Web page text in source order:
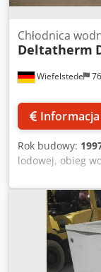
uzgodnieniu
Wiefelstede
Chłodnica
Deltatherm
Rok budowy:
lodowej, obieg
chłodzenie do
zgrzewarka
szczypce do
Producent:
Moc: 1,7 kW
komponenty:
- Waga: 321 kg